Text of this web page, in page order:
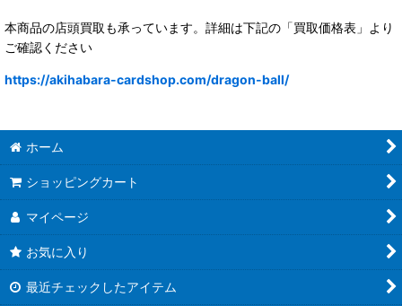
本商品の店頭買取も承っています。詳細は下記の「買取価格表」より
ご確認ください
https://akihabara-cardshop.com/dragon-ball/
ホーム
ショッピングカート
マイページ
お気に入り
最近チェックしたアイテム